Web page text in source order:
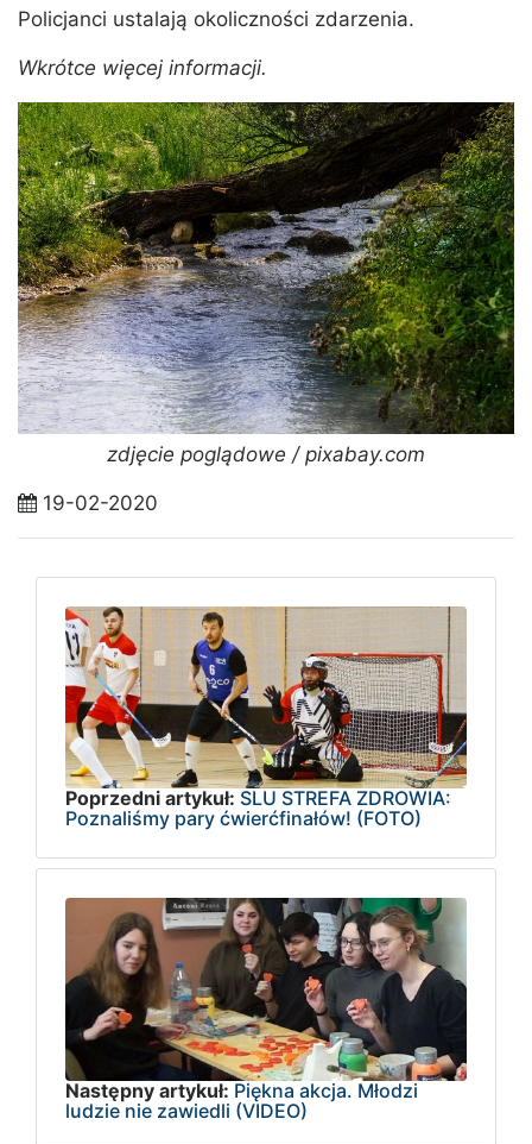
Policjanci ustalają okoliczności zdarzenia.
Wkrótce więcej informacji.
zdjęcie poglądowe / pixabay.com
19-02-2020
Poprzedni artykuł: SLU STREFA ZDROWIA:
Poznaliśmy pary ćwierćfinałów! (FOTO)
Następny artykuł: Piękna akcja. Młodzi
ludzie nie zawiedli (VIDEO)